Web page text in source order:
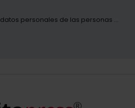
El administrador de los datos personales de las personas que utilizan el sitio web whitepress.com y todos sus subsitios (en adelante: el Sitio Web) en el marco del Reglamento del Parlamento Europeo y del Consejo (UE) 2016/679 de 27 de abril de 2016 relativo a la protección de las personas físicas en lo que respecta al tratamiento de datos personales y a la libre circulación de estos datos y por el que se deroga la Directiva 95/46/CE (en adelante: RODO) es conjuntamente "WhitePress" Spółka z ograniczoną odpowiedzialnością con domicilio social en Bielsko-Biała en ul. Legionów 26/28, inscrita en el Registro de Empresarios del Registro Judicial Nacional llevado por el Tribunal de Distrito de Bielsko-Biała, 8ª División Económica del Registro Judicial Nacional con el número KRS: 0000651339, NIP: 9372667797, REGON: 243400145 y otras empresas del